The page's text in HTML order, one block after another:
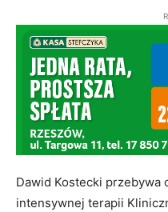
Dawid Kostecki przebywa
intensywnej terapii